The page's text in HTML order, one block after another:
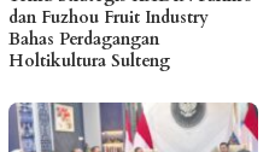
dan Fuzhou Fruit Industry
Bahas Perdagangan
Holtikultura Sulteng